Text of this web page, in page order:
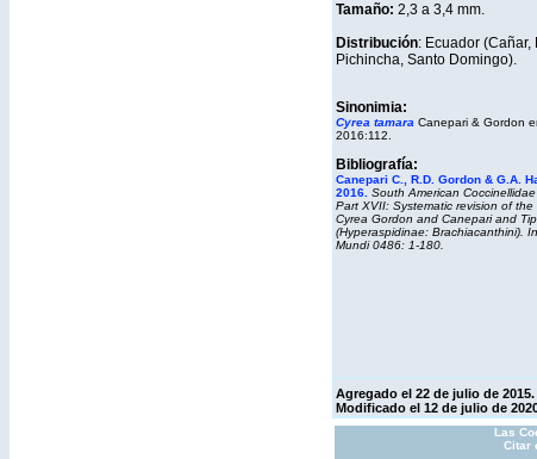
Tamaño: 2,3 a 3,4 mm.
Distribución: Ecuador (Cañar,
Pichincha, Santo Domingo).
Sinonimia:
Cyrea tamara Canepari & Gordon
2016:112.
Bibliografía:
Canepari C., R.D. Gordon & G.A.
2016. South American Coccinellidae
Part XVII: Systematic revision of the
Cyrea Gordon and Canepari and
(Hyperaspidinae: Brachiacanthini).
Mundi0486: 1-180.
Agregado el 22 de julio de 2015.
Modificado el 12 de julio de
Las
Citar